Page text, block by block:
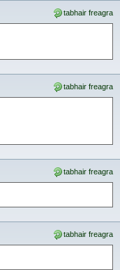
tabhair freagra
tabhair freagra
tabhair freagra
tabhair freagra